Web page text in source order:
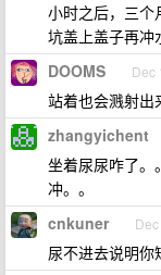
小时之后，三个
坑盖上盖子再冲
DOOMS Dec
站着也会溅射出
zhangyichent
坐着尿尿咋了。
冲。。
cnkuner
尿不进去说明你